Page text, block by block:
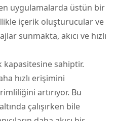
uygulamalarda üstün bir
içerik oluşturucular ve
sunmakta, akıcı ve hızlı
kapasitesine sahiptir.
hızlı erişimini
artırıyor. Bu
çalışırken bile